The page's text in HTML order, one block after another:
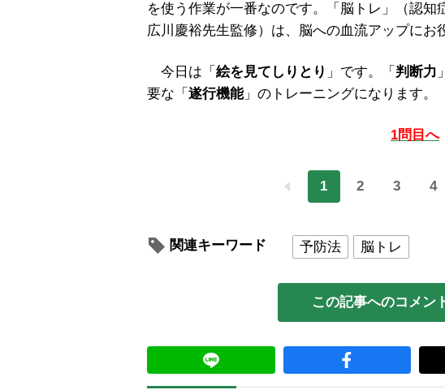
を使う作業が一番なのです。「脳トレ」（認
広川慶裕先生監修）は、脳への血流アップにお
今日は「 絵を見てしりとり 」です。「 判断力
要な「 遂行機能」のトレーニングになります。
1問目へ
1 2 3 4
関連キーワード 予防法 脳トレ
この記事へのコメン